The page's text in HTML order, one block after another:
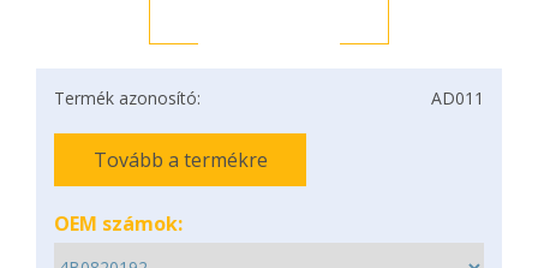
Termék azonosító: AD011
Tovább a termékre
OEM számok: